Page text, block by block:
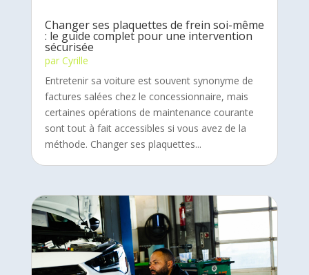
Changer ses plaquettes de frein soi-même
: le guide complet pour une intervention
sécurisée
par Cyrille
Entretenir sa voiture est souvent synonyme de
factures salées chez le concessionnaire, mais
certaines opérations de maintenance courante
sont tout à fait accessibles si vous avez de la
méthode. Changer ses plaquettes...